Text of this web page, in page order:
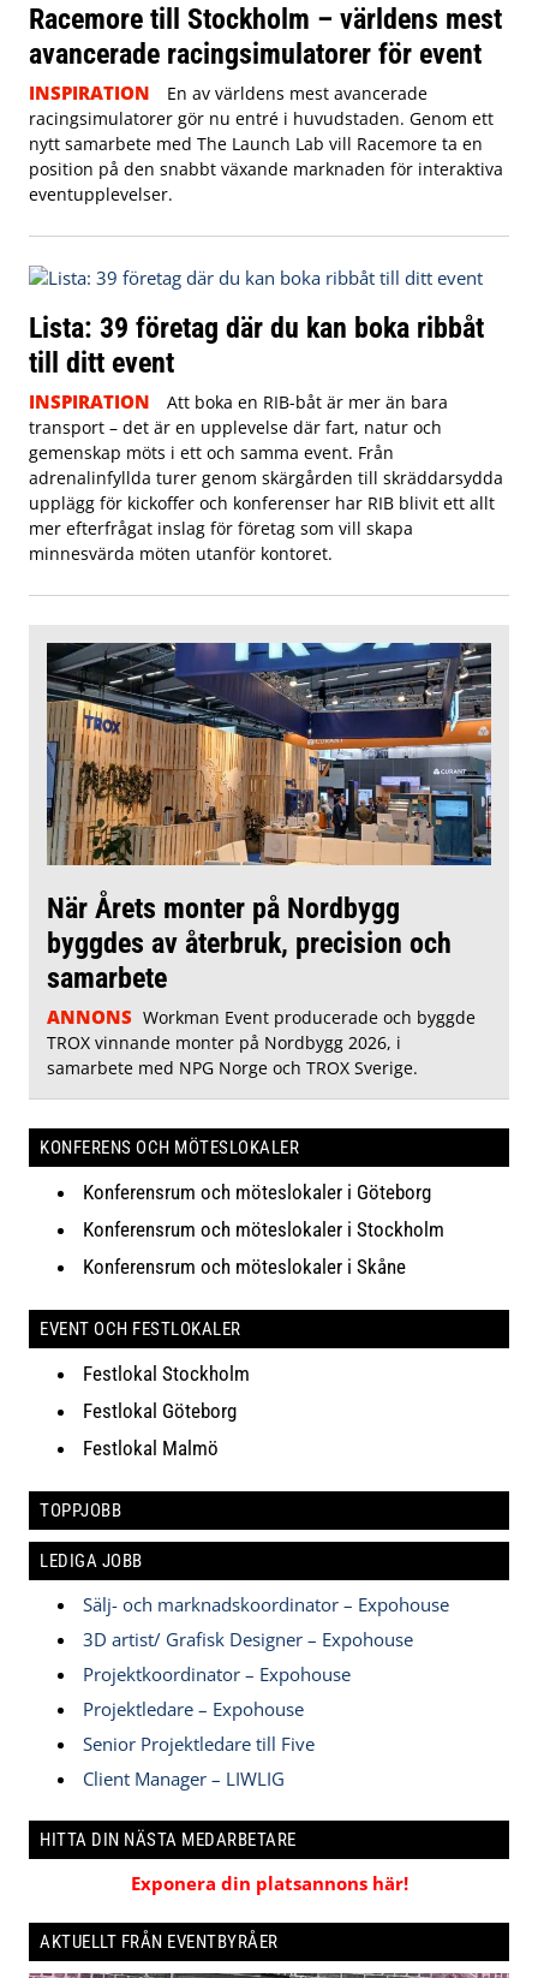
Racemore till Stockholm – världens mest
avancerade racingsimulatorer för event
INSPIRATION
En av världens mest avancerade
racingsimulatorer gör nu entré i huvudstaden. Genom ett
nytt samarbete med The Launch Lab vill Racemore ta en
position på den snabbt växande marknaden för interaktiva
eventupplevelser.
Lista: 39 företag där du kan boka ribbåt
till ditt event
INSPIRATION
Att boka en RIB-båt är mer än bara
transport – det är en upplevelse där fart, natur och
gemenskap möts i ett och samma event. Från
adrenalinfyllda turer genom skärgården till skräddarsydda
upplägg för kickoffer och konferenser har RIB blivit ett allt
mer efterfrågat inslag för företag som vill skapa
minnesvärda möten utanför kontoret.
När Årets monter på Nordbygg
byggdes av återbruk, precision och
samarbete
ANNONS Workman Event producerade och byggde
TROX vinnande monter på Nordbygg 2026, i
samarbete med NPG Norge och TROX Sverige.
KONFERENS OCH MÖTESLOKALER
Konferensrum och möteslokaler i Göteborg
Konferensrum och möteslokaler i Stockholm
Konferensrum och möteslokaler i Skåne
EVENT OCH FESTLOKALER
Festlokal Stockholm
Festlokal Göteborg
Festlokal Malmö
TOPPJOBB
LEDIGA JOBB
Sälj- och marknadskoordinator – Expohouse
3D artist/ Grafisk Designer – Expohouse
Projektkoordinator – Expohouse
Projektledare – Expohouse
Senior Projektledare till Five
Client Manager – LIWLIG
HITTA DIN NÄSTA MEDARBETARE
Exponera din platsannons här!
AKTUELLT FRÅN EVENTBYRÅER